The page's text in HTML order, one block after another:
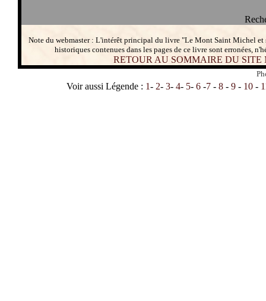
Note du webmaster : L'intérêt principal du livre "Le Mont Saint Michel et
historiques contenues dans les pages de ce livre sont erronées,
RETOUR AU SOMMAIRE DU
Voir aussi Légende : 1- 2- 3- 4- 5- 6 -7 - 8 - 9 - 10 -